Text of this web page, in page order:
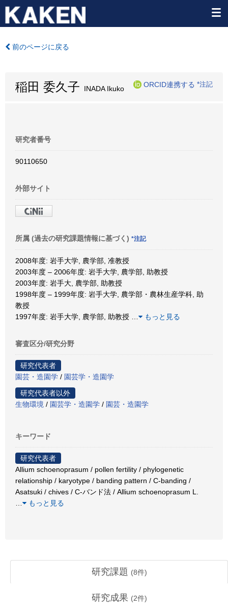
前のページに戻る
稲田 委久子 INADA Ikuko
ORCID連携する *注記
研究者番号
90110650
外部サイト
所属 (過去の研究課題情報に基づく) *注記
2008年度: 岩手大学, 農学部, 准教授
2003年度 – 2006年度: 岩手大学, 農学部, 助教授
2003年度: 岩手大, 農学部, 助教授
1998年度 – 1999年度: 岩手大学, 農学部・農林生産学科, 助
教授
1997年度: 岩手大学, 農学部, 助教授
もっと見る
審査区分/研究分野
研究代表者
園芸・造園学 / 園芸学・造園学
研究代表者以外
生物環境 / 園芸学・造園学 / 園芸・造園学
キーワード
研究代表者
Allium schoenoprasum / pollen fertility / phylogenetic
relationship / karyotype / banding pattern / C-banding /
Asatsuki / chives / C-バンド法 / Allium schoenoprasum L.
もっと見る
研究課題 (8件)
研究成果 (2件)